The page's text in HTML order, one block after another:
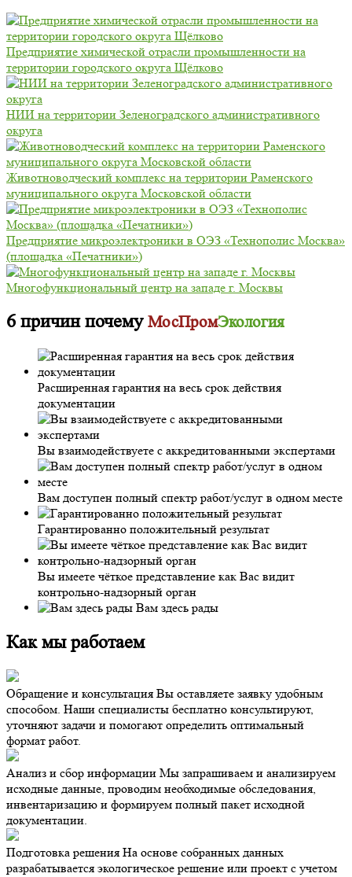
Предприятие химической отрасли промышленности на
территории городского округа Щёлково
НИИ на территории Зеленоградского административного
округа
Животноводческий комплекс на территории Раменского
муниципального округа Московской области
Предприятие микроэлектроники в ОЭЗ «Технополис Москва»
(площадка «Печатники»)
Многофункциональный центр на западе г. Москвы
6 причин почему МосПромЭкология
Расширенная гарантия на весь срок действия
документации
Вы взаимодействуете с аккредитованными экспертами
Вам доступен полный спектр работ/услуг в одном месте
Гарантированно положительный результат
Вы имеете чёткое представление как Вас видит
контрольно-надзорный орган
Вам здесь рады
Как мы работаем
Обращение и консультация Вы оставляете заявку удобным
способом. Наши специалисты бесплатно консультируют,
уточняют задачи и помогают определить оптимальный
формат работ.
Анализ и сбор информации Мы запрашиваем и анализируем
исходные данные, проводим необходимые обследования,
инвентаризацию и формируем полный пакет исходной
документации.
Подготовка решения На основе собранных данных
разрабатывается экологическое решение или проект с учетом